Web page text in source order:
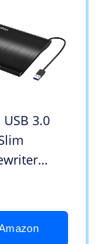
3.0
desktop